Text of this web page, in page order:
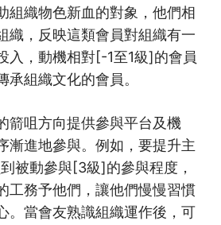
組織物色新血的對象，他們相
織，反映這類會員對組織有一
入，動機相對[-1至1級]的會員
組織文化的會員。
箭咀方向提供參與平台及機
漸進地參與。例如，要提升主
被動參與[3級]的參與程度，
工務予他們，讓他們慢慢習慣
。當會友熟識組織運作後，可